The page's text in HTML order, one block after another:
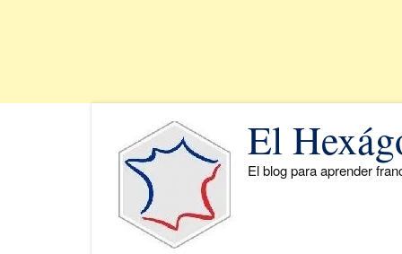
El
El blog para aprender